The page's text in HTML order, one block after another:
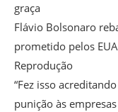
graça
Flávio Bolsonaro
prometido pelos EUA
Reprodução
“Fez isso
punição às